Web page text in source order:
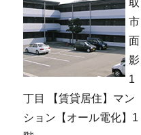
取
市
面
影
1
丁目 【賃貸居住】マン
ション【オール電化】1